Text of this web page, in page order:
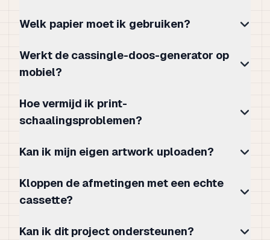
Welk papier moet ik gebruiken?
Werkt de cassingle-doos-generator op
mobiel?
Hoe vermijd ik print-
schaalingsproblemen?
Kan ik mijn eigen artwork uploaden?
Kloppen de afmetingen met een echte
cassette?
Kan ik dit project ondersteunen?